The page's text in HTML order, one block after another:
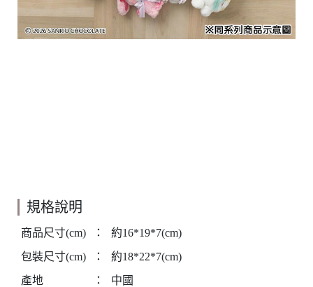
規格說明
商品尺寸(cm) ：
約16*19*7(cm)
包裝尺寸(cm)
：
約18*22*7(cm)
產地
：
中國